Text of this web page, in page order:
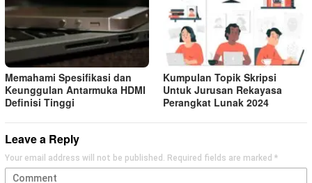
Memahami Spesifikasi dan
Keunggulan Antarmuka HDMI
Definisi Tinggi
Kumpulan Topik Skripsi
Untuk Jurusan Rekayasa
Perangkat Lunak 2024
Leave a Reply
Your email address will not be published. Required fields are marked *